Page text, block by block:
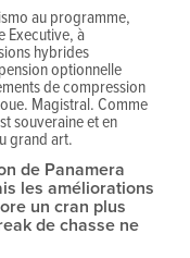
au programme,
Executive, à
hybrides
optionnelle
de compression
Magistral. Comme
souveraine et en
grand art.
de Panamera
les améliorations
un cran plus
de chasse ne